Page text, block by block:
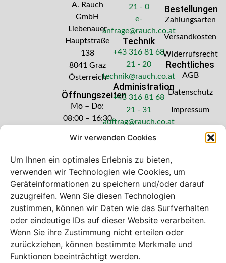
Wir verwenden Cookies
Um Ihnen ein optimales Erlebnis zu bieten,
verwenden wir Technologien wie Cookies, um
Geräteinformationen zu speichern und/oder darauf
zuzugreifen. Wenn Sie diesen Technologien
zustimmen, können wir Daten wie das Surfverhalten
oder eindeutige IDs auf dieser Website verarbeiten.
Wenn Sie ihre Zustimmung nicht erteilen oder
zurückziehen, können bestimmte Merkmale und
Funktionen beeinträchtigt werden.
A. Rauch
GmbH
Liebenauer
Hauptstraße
138
8041 Graz
Österreich
Öffnungszeiten
Mo – Do:
08:00 – 16:30
Freitag: 08:00
21 - 0
e-
anfrage@rauch.co.at
Technik
+43 316 81 68
21 - 20
technik@rauch.co.at
Administration
+43 316 81 68
21 - 31
auftrag@rauch.co.at
Bestellungen
Zahlungsarten
Versandkosten
Widerrufsrecht
Rechtliches
AGB
Datenschutz
Impressum
Bei diesem Webshop handelt es sich um
einen B2B-Webshop
A. Rauch GmbH – Ihr Experte aus Österreich für Waagen,
Eich- & Kalibrierservice, Sprühnebel-Zerstäubungstechnik
und Lebensmittelmaschinen.